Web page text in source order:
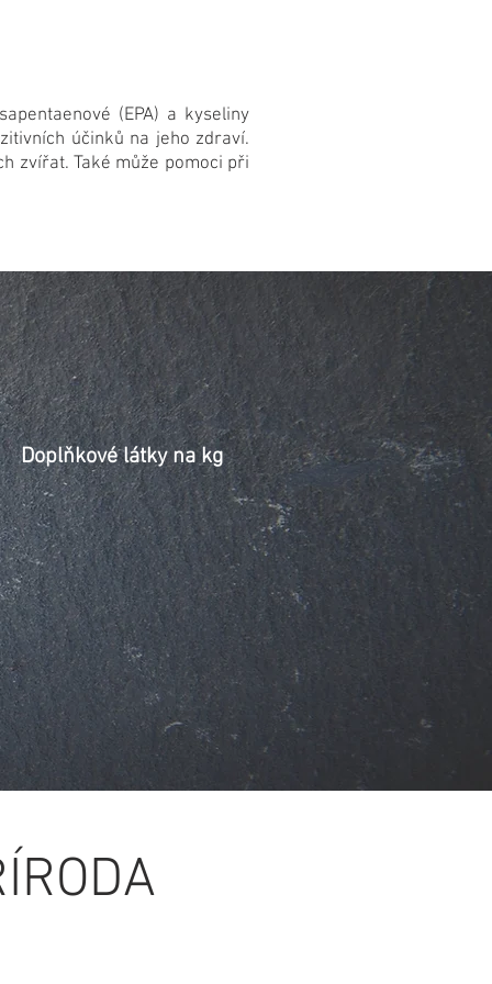
(EPA) a kyseliny
účinků na jeho zdraví.
zvířat. Také může pomoci při
Doplňkové látky na kg